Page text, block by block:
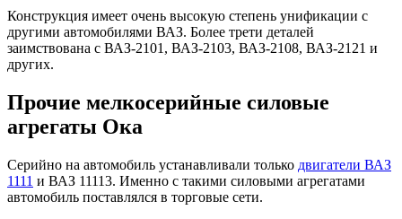
Конструкция имеет очень высокую степень унификации с
другими автомобилями ВАЗ. Более трети деталей
заимствована с ВАЗ-2101, ВАЗ-2103, ВАЗ-2108, ВАЗ-2121 и
других.
Прочие мелкосерийные силовые
агрегаты Ока
Серийно на автомобиль устанавливали только двигатели ВАЗ
1111 и ВАЗ 11113. Именно с такими силовыми агрегатами
автомобиль поставлялся в торговые сети.